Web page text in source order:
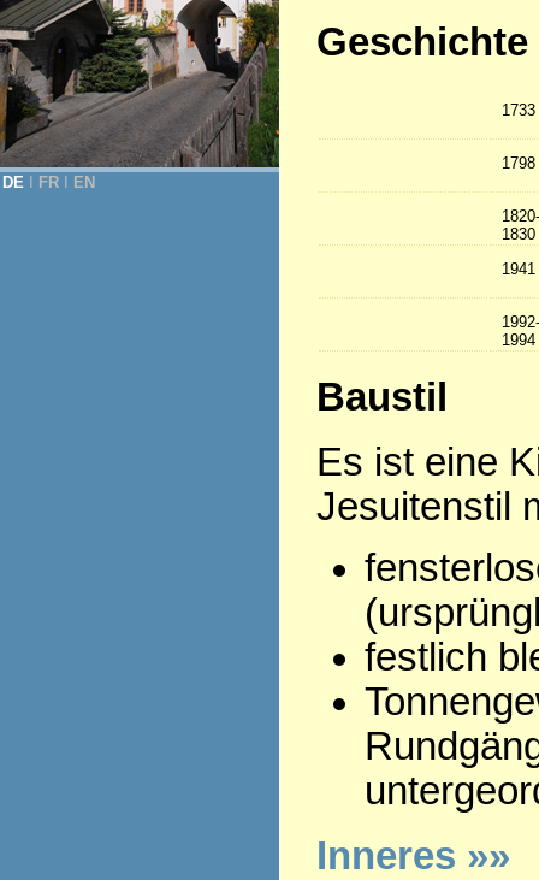
DE FR EN
1733
1798
1820-
1830
1941
1992-
1994
Baustil
Es ist eine
Jesuitenstil
festlich
Inneres »»